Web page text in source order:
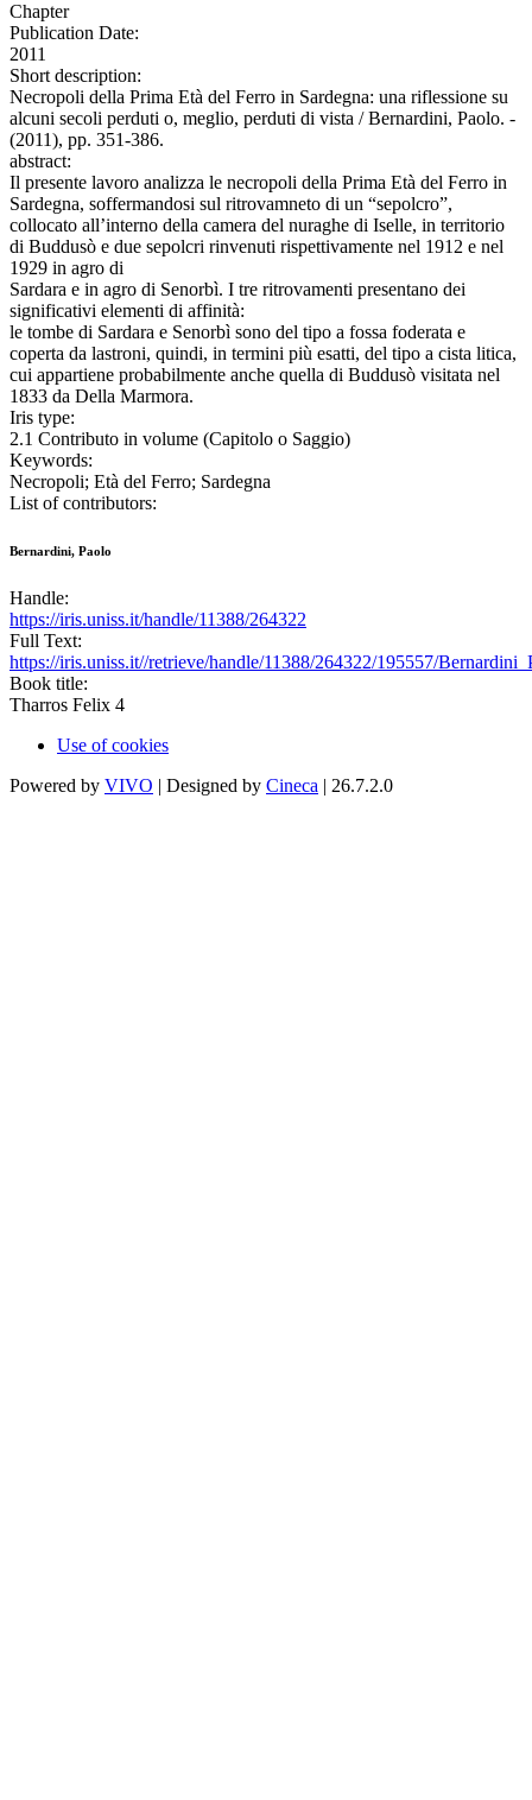
Chapter
Publication Date:
2011
Short description:
Necropoli della Prima Età del Ferro in Sardegna: una riflessione su
alcuni secoli perduti o, meglio, perduti di vista / Bernardini, Paolo. -
(2011), pp. 351-386.
abstract:
Il presente lavoro analizza le necropoli della Prima Età del Ferro in
Sardegna, soffermandosi sul ritrovamneto di un “sepolcro”,
collocato all’interno della camera del nuraghe di Iselle, in territorio
di Buddusò e due sepolcri rinvenuti rispettivamente nel 1912 e nel
1929 in agro di
Sardara e in agro di Senorbì. I tre ritrovamenti presentano dei
significativi elementi di affinità:
le tombe di Sardara e Senorbì sono del tipo a fossa foderata e
coperta da lastroni, quindi, in termini più esatti, del tipo a cista litica,
cui appartiene probabilmente anche quella di Buddusò visitata nel
1833 da Della Marmora.
Iris type:
2.1 Contributo in volume (Capitolo o Saggio)
Keywords:
Necropoli; Età del Ferro; Sardegna
List of contributors:
Bernardini, Paolo
Handle:
https://iris.uniss.it/handle/11388/264322
Full Text:
https://iris.uniss.it//retrieve/handle/11388/264322/195557/
Book title:
Tharros Felix 4
Use of cookies
Powered by VIVO | Designed by Cineca | 26.7.2.0